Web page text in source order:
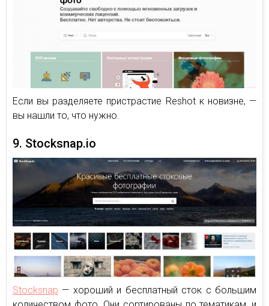
Если вы разделяете пристрастие Reshot к новизне, —
вы нашли то, что нужно.
9. Stocksnap.io
Stocksnap — хороший и бесплатный сток с большим